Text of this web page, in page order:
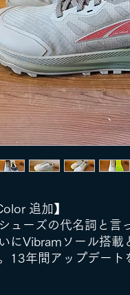
追加】
ューズの代名詞と言
にVibramソール搭載
13年間アップデート